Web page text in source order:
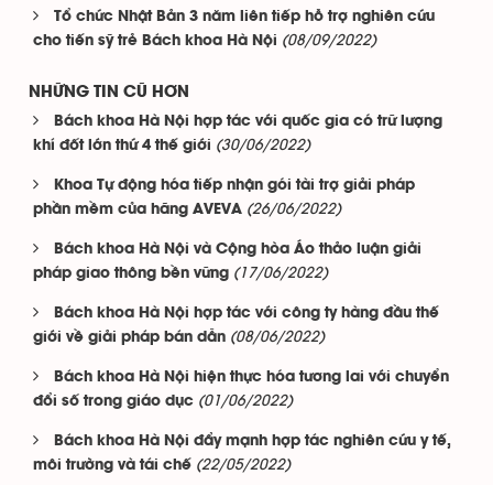
Tổ chức Nhật Bản 3 năm liên tiếp hỗ trợ nghiên cứu
cho tiến sỹ trẻ Bách khoa Hà Nội (08/09/2022)
NHỮNG TIN CŨ HƠN
Bách khoa Hà Nội hợp tác với quốc gia có trữ lượng
khí đốt lớn thứ 4 thế giới (30/06/2022)
Khoa Tự động hóa tiếp nhận gói tài trợ giải pháp
phần mềm của hãng AVEVA (26/06/2022)
Bách khoa Hà Nội và Cộng hòa Áo thảo luận giải
pháp giao thông bền vững (17/06/2022)
Bách khoa Hà Nội hợp tác với công ty hàng đầu thế
giới về giải pháp bán dẫn (08/06/2022)
Bách khoa Hà Nội hiện thực hóa tương lai với chuyển
đổi số trong giáo dục (01/06/2022)
Bách khoa Hà Nội đẩy mạnh hợp tác nghiên cứu y tế,
môi trường và tái chế (22/05/2022)